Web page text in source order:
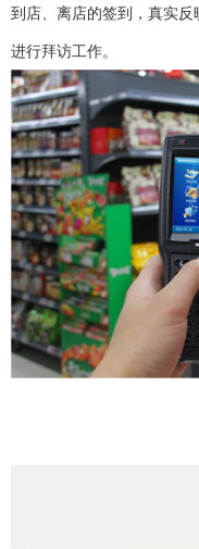
到店、离店的签到，真实
进行拜访工作。